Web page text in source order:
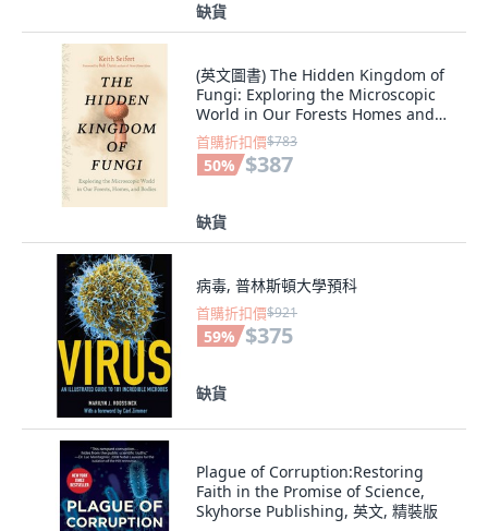
缺貨
(英文圖書) The Hidden Kingdom of
Fungi: Exploring the Microscopic
World in Our Forests Homes and
Bodies 精裝版, Greystone Books, 英
文
首購折扣價$783
50% $387
缺貨
病毒, 普林斯頓大學預科
首購折扣價$921
59% $375
缺貨
Plague of Corruption:Restoring
Faith in the Promise of Science,
Skyhorse Publishing, 英文, 精裝版